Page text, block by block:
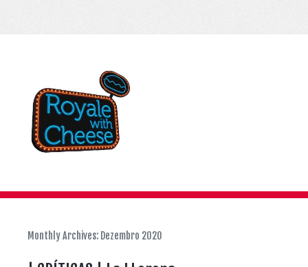
Monthly Archives: Dezembro 2020